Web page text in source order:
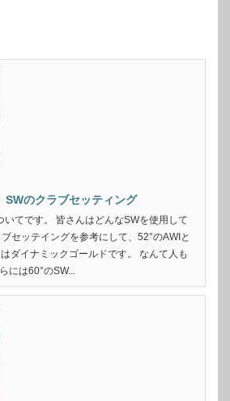
SWのクラブセッティング
いてです。 皆さんはどんなSWを使用して
セッテイングを参考にして、52°のAWIと
ダイナミックゴールドです。 なんて人も
には60°のSW...